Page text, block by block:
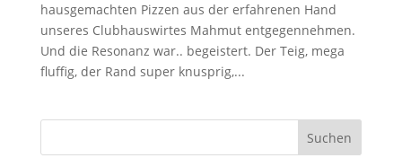
hausgemachten Pizzen aus der erfahrenen Hand
unseres Clubhauswirtes Mahmut entgegennehmen.
Und die Resonanz war.. begeistert. Der Teig, mega
fluffig, der Rand super knusprig,...